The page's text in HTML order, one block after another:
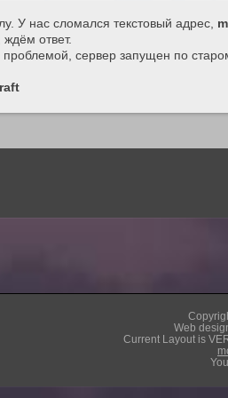
У нас сломался текстовый адрес,
ответ.
сервер запущен по
Web
Current Layout is